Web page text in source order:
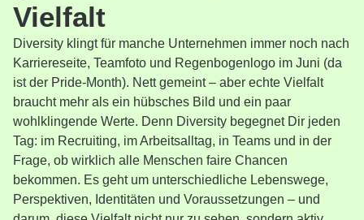
Vielfalt
Diversity klingt für manche Unternehmen immer noch nach
Karriereseite, Teamfoto und Regenbogenlogo im Juni (da
ist der Pride-Month). Nett gemeint – aber echte Vielfalt
braucht mehr als ein hübsches Bild und ein paar
wohlklingende Werte. Denn Diversity begegnet Dir jeden
Tag: im Recruiting, im Arbeitsalltag, in Teams und in der
Frage, ob wirklich alle Menschen faire Chancen
bekommen. Es geht um unterschiedliche Lebenswege,
Perspektiven, Identitäten und Voraussetzungen – und